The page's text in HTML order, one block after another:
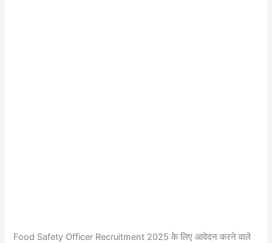
Food Safety Officer Recruitment 2025 के लिए आवेदन करने वाले